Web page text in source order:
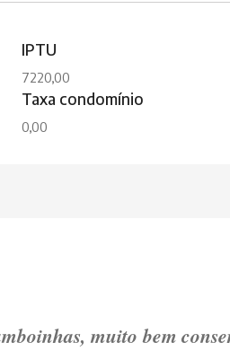
IPTU
7220,00
Taxa condomínio
0,00
muito bem